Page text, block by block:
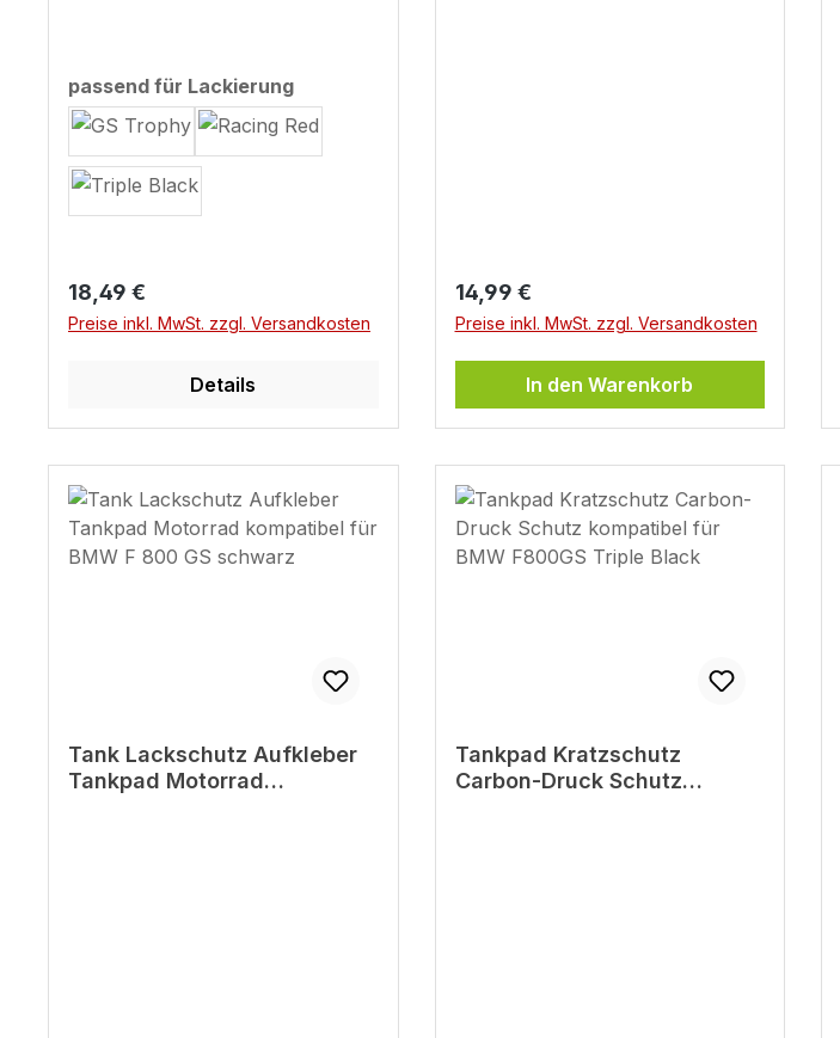
passend für Lackierungauswählen
Regulärer Preis:
18,49 €
Preise inkl. MwSt. zzgl. Versandkosten
Details
Regulärer Preis:
14,99 €
Preise inkl. MwSt. zzgl. Versandkosten
In den Warenkorb
Tank Lackschutz Aufkleber
Tankpad Motorrad
Tankpad Kratzschutz
Carbon-Druck Schutz